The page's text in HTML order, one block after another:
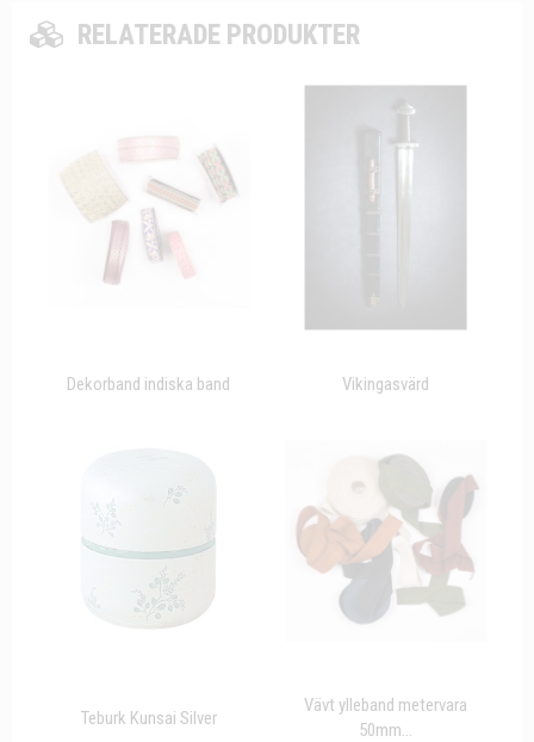
RELATERADE PRODUKTER
Dekorband indiska band Vikingasvärd
Teburk Kunsai Silver
Vävt ylleband metervara
50mm...